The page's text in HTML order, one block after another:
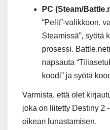
PC (Steam/
“Pelit”-valikkoon,
Steamissä”, syötä
prosessi.
napsauta
koodi” ja syötä
Varmista, että olet
joka on liitetty Destiny 2
oikean lunastamisen.